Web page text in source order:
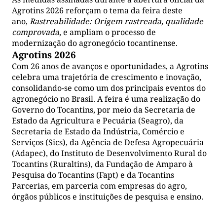
Agrotins 2026 reforçam o tema da feira deste
ano, Rastreabilidade: Origem rastreada, qualidade
comprovada, e ampliam o processo de
modernização do agronegócio tocantinense.
Agrotins 2026
Com 26 anos de avanços e oportunidades, a Agrotins
celebra uma trajetória de crescimento e inovação,
consolidando-se como um dos principais eventos do
agronegócio no Brasil. A feira é uma realização do
Governo do Tocantins, por meio da Secretaria de
Estado da Agricultura e Pecuária (Seagro), da
Secretaria de Estado da Indústria, Comércio e
Serviços (Sics), da Agência de Defesa Agropecuária
(Adapec), do Instituto de Desenvolvimento Rural do
Tocantins (Ruraltins), da Fundação de Amparo à
Pesquisa do Tocantins (Fapt) e da Tocantins
Parcerias, em parceria com empresas do agro,
órgãos públicos e instituições de pesquisa e ensino.